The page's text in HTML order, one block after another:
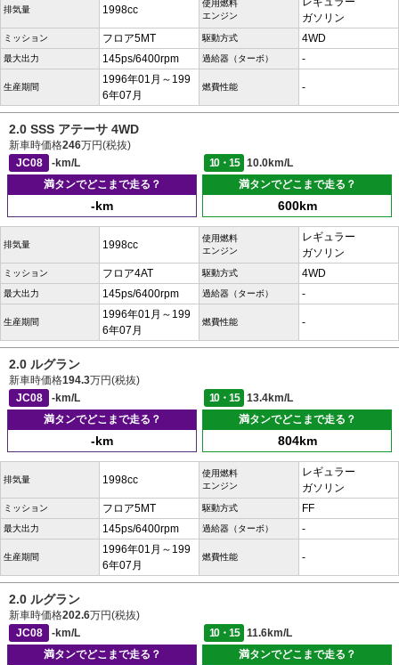
排気量 1998cc
使用燃料
エンジン
ガソリン
ミッション フロア5MT 駆動方式 4WD
最大出力 145ps/6400rpm 過給器（ターボ） -
生産期間
1996年01月～199
6年07月
燃費性能 -
2.0 SSS アテーサ 4WD
新車時価格246万円(税抜)
JC08
-km/L 10・15
10.0km/L
満タンでどこまで走る？
-km
満タンでどこまで走る？
600km
排気量 1998cc
使用燃料
エンジン
レギュラー
ガソリン
ミッション フロア4AT 駆動方式 4WD
最大出力 145ps/6400rpm 過給器（ターボ） -
生産期間
1996年01月～199
6年07月
燃費性能 -
2.0 ルグラン
新車時価格194.3万円(税抜)
JC08
-km/L 10・15
13.4km/L
満タンでどこまで走る？
-km
満タンでどこまで走る？
804km
排気量 1998cc
使用燃料
エンジン
レギュラー
ガソリン
ミッション フロア5MT 駆動方式 FF
最大出力 145ps/6400rpm 過給器（ターボ） -
生産期間
1996年01月～199
6年07月
燃費性能 -
2.0 ルグラン
新車時価格202.6万円(税抜)
JC08
-km/L 10・15
11.6km/L
満タンでどこまで走る？
満タンでどこまで走る？